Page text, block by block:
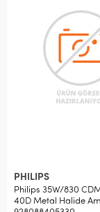
PHILIPS
Philips 35W/830
40D Metal Halide